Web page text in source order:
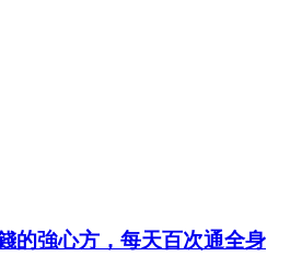
的強心方，每天百次通全身